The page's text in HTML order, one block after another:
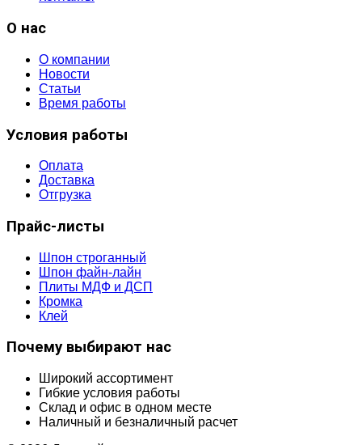
О нас
О компании
Новости
Статьи
Время работы
Условия работы
Оплата
Доставка
Отгрузка
Прайс-листы
Шпон строганный
Шпон файн-лайн
Плиты МДФ и ДСП
Кромка
Клей
Почему выбирают нас
Широкий ассортимент
Гибкие условия работы
Склад и офис в одном месте
Наличный и безналичный расчет